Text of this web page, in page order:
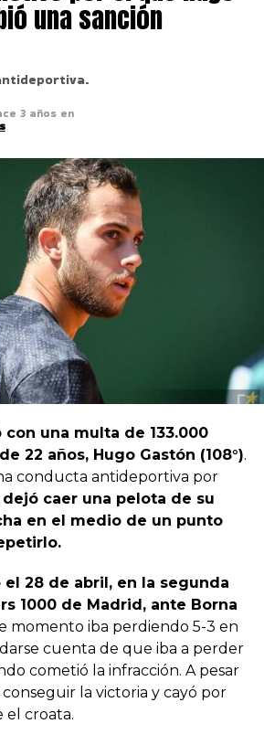
una sanción
3 años en
con una multa de 133.000
22 años, Hugo Gastón (108°).
conducta antideportiva por
dejó caer una pelota de su
en el medio de un punto
el 28 de abril, en la segunda
1000 de Madrid, ante Borna
momento iba perdiendo 5-3 en
cuenta de que iba a perder
cometió la infracción. A pesar
la victoria y cayó por
el croata.